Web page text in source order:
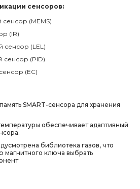
сенсоров:
(MEMS)
(IR)
сенсор (LEL)
сенсор (PID)
(EC)
SMART-сенсора для хранения
обеспечивает адаптивный
библиотека газов, что
магнитного ключа выбрать